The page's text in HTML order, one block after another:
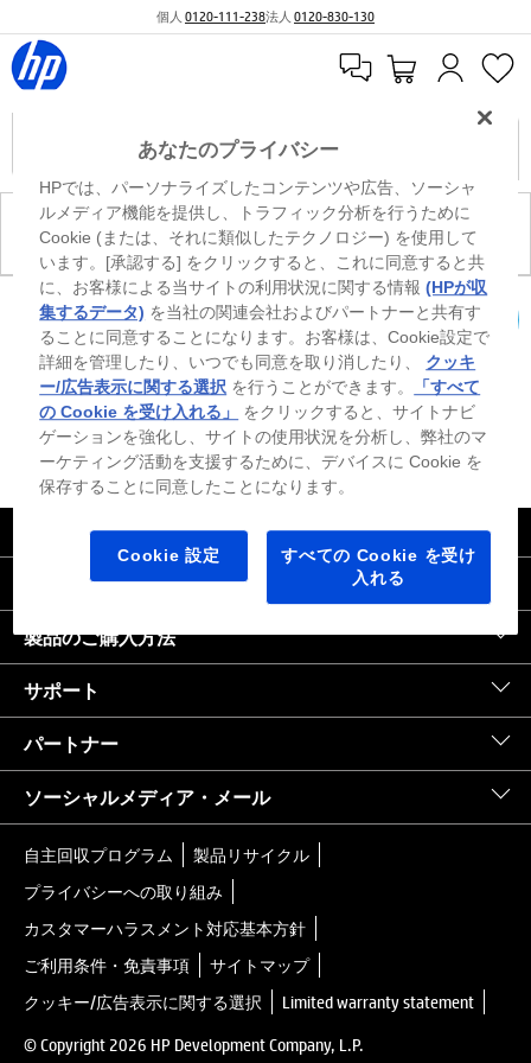
個人 0120-111-238法人 0120-830-130
現在、このカテゴリには商品がありません。
カートを確認
※ Windowsのすべてのエディションまたはバージョンで、すべての機能を使用でき
るわけではありません。Windowsの機能を最大限に活用するには、システムのハ
ードウェア、ドライバー、ソフトウェアのアップグレードおよび/または別途購
入、あるいはBIOSのアップデートが必要になる場合があります。Windowsは自動
的にアップデートされ、有効になります。高速インターネットとMicrosoftアカウ
ントが必要になります。ISPの料金が適用され、今後アップデートの際に要件が追
加される場合があります。http://www.windows.com 外部リンクアイコンをご覧く
ださい。
｜United States HP.com
会社情報
製品のご購入方法
サポート
パートナー
ソーシャルメディア・メール
自主回収プログラム
製品リサイクル
プライバシーへの取り組み
カスタマーハラスメント対応基本方針
ご利用条件・免責事項
サイトマップ
クッキー/広告表示に関する選択
Limited warranty statement
© Copyright 2026 HP Development Company, L.P.
あなたのプライバシー
HPでは、パーソナライズしたコンテンツや広告、ソーシャ
ルメディア機能を提供し、トラフィック分析を行うために
Cookie (または、それに類似したテクノロジー) を使用して
います。[承認する] をクリックすると、これに同意すると共
に、お客様による当サイトの利用状況に関する情報(HPが収
集するデータ) を当社の関連会社およびパートナーと共有す
ることに同意することになります。お客様は、Cookie設定で
詳細を管理したり、いつでも同意を取り消したり、 クッキ
ー/広告表示に関する選択 を行うことができます。
「すべて
の Cookie を受け入れる」
をクリックすると、サイトナビ
ゲーションを強化し、サイトの使用状況を分析し、弊社のマ
ーケティング活動を支援するために、デバイスに Cookie を
保存することに同意したことになります。
Cookie 設定
すべての Cookie を受け
入れる